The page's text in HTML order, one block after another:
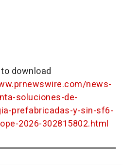
download
news-
soluciones-de-
prefabricadas-y-sin-sf6-
2026-302815802.html